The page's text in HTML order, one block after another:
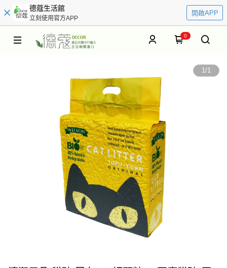
德蔻生活館
立刻使用官方APP
開啟APP
0
1/1